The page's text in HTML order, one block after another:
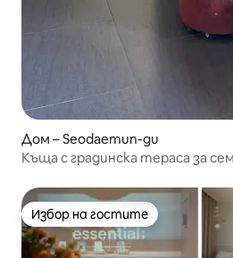
Дом – Seodaemun-gu
Къща с градинска тераса за
Избор на гостите
Избор на гостите